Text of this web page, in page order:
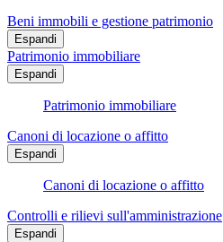
Beni immobili e gestione patrimonio
Espandi
Patrimonio immobiliare
Espandi
Patrimonio immobiliare
Canoni di locazione o affitto
Espandi
Canoni di locazione o affitto
Controlli e rilievi sull'amministrazione
Espandi